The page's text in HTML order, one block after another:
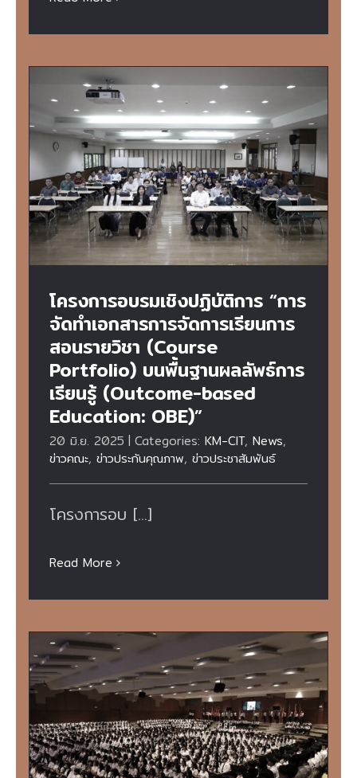
โครงการอบรมเชิงปฏิบัติการ “การจัดทำ
เอกสารการจัดการเรียนการสอนรายวิชา
(Course Portfolio) บนพื้นฐานผลลัพธ์การ
เรียนรู้ (Outcome-based Education:
OBE)”
โครงการอบรมเชิงปฏิบัติการ “การ
จัดทำเอกสารการจัดการเรียนการ
สอนรายวิชา (Course
Portfolio) บนพื้นฐานผลลัพธ์การ
เรียนรู้ (Outcome-based
Education: OBE)”
20 มิ.ย. 2025 | Categories: KM-CIT, News,
ข่าวคณะ, ข่าวประกันคุณภาพ, ข่าวประชาสัมพันธ์
โครงการอบ [...]
Read More
วิทยาลัยเทคโนโลยีอุตสาหกรรม มจพ. จัด
กิจกรรม ปฐมนิเทศนักศึกษาใหม่ ปีการศึกษา
2568